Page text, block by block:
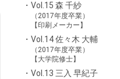
Vol.15 森 千紗
（2017年度卒業）
【印刷メーカー】
Vol.14 佐々木 大輔
（2017年度卒業）
【大学院修士】
Vol.13 三入 早紀子